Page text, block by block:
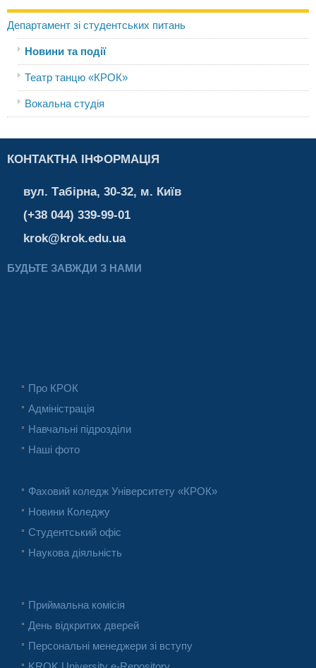
Департамент зі студентських питань
Новини та події
Театр танцю «КРОК»
Вокальна студія
КОНТАКТНА ІНФОРМАЦІЯ
вул. Табірна, 30-32, м. Київ
(+38 044) 339-99-01
krok@krok.edu.ua
БУДЬТЕ ЗАВЖДИ З НАМИ
Про КРОК
Адміністрація
Навчальні підрозділи
Наші фото
Фаховий коледж Університету «КРОК»
Новини Коледжу
Студентський офіс
Наукова діяльність
Приймальна комісія
День відкритих дверей
Персональні менеджери зі вступу